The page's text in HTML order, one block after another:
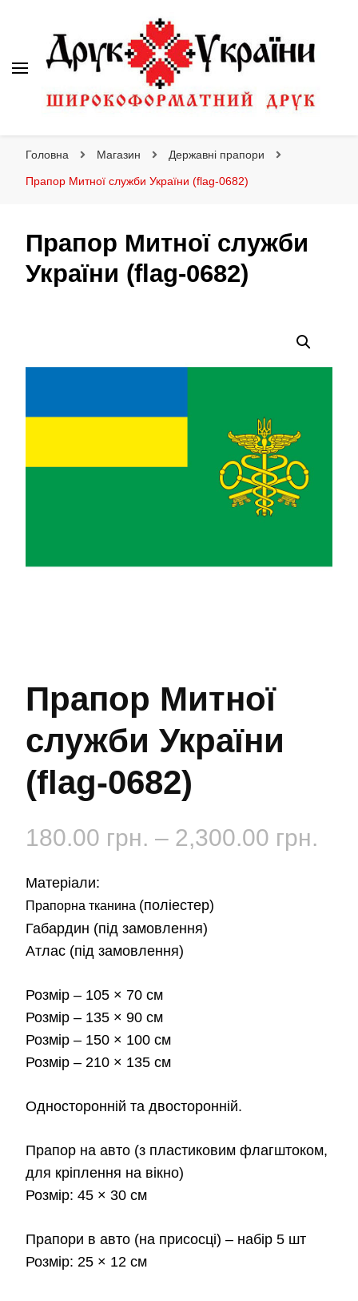
Головна Магазин Державні прапори
Прапор Митної служби України (flag-0682)
Прапор Митної служби
України (flag-0682)
Прапор Митної
служби України
(flag-0682)
180.00 грн. – 2,300.00 грн.
Матеріали:
Прапорна тканина (поліестер)
Габардин (під замовлення)
Атлас (під замовлення)
Розмір – 105 × 70 см
Розмір – 135 × 90 см
Розмір – 150 × 100 см
Розмір – 210 × 135 см
Односторонній та двосторонній.
Прапор на авто (з пластиковим флагштоком,
для кріплення на вікно)
Розмір: 45 × 30 см
Прапори в авто (на присосці) – набір 5 шт
Розмір: 25 × 12 см